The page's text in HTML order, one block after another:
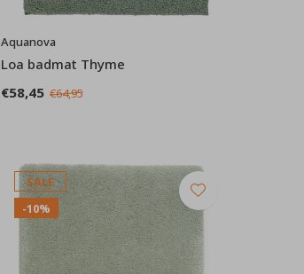
Aquanova
Loa badmat Thyme
€58,45 €64,95
SALE
-10%